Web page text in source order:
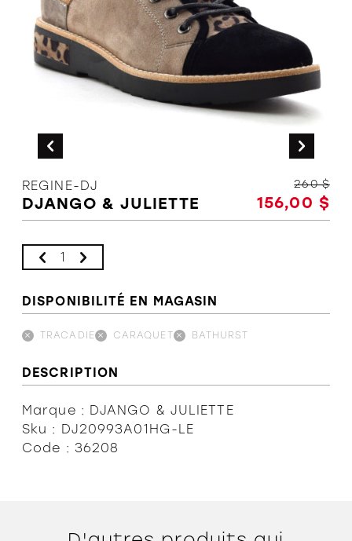
L'équipe
Politiques et conditions d'achat
REGINE-DJ
DJANGO & JULIETTE 156,00 $
260 $
DISPONIBILITÉ EN MAGASIN
TRACADIE CARAQUET BATHURST
DESCRIPTION
Marque : DJANGO & JULIETTE
Sku : DJ20993A01HG-LE
Code : 36208